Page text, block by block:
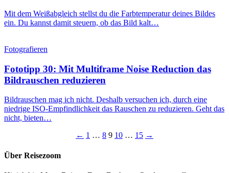
Mit dem Weißabgleich stellst du die Farbtemperatur deines Bildes
ein. Du kannst damit steuern, ob das Bild kalt…
Fotografieren
Fototipp 30: Mit Multiframe Noise Reduction das
Bildrauschen reduzieren
Bildrauschen mag ich nicht. Deshalb versuchen ich, durch eine
niedrige ISO-Empfindlichkeit das Rauschen zu reduzieren. Geht das
nicht, bieten…
Seitennummerierung
← 1 … 8 9 10 … 15 →
Über Reisezoom